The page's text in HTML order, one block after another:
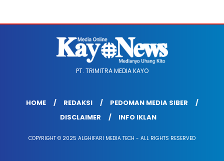
PT. TRIMITRA MEDIA KAYO
HOME REDAKSI
PEDOMAN MEDIA SIBER
DISCLAIMER
INFO IKLAN
COPYRIGHT © 2025 ALGHIFARI MEDIA TECH - ALL RIGHTS RESERVED